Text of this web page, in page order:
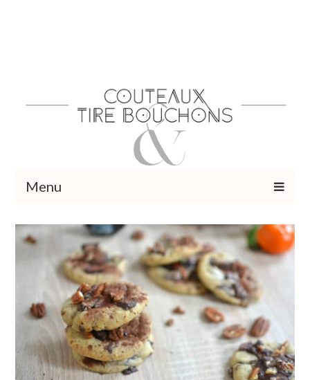
Menu
Recettes
Vins et cocktails
Restaurants – Sorties
Food Trotter